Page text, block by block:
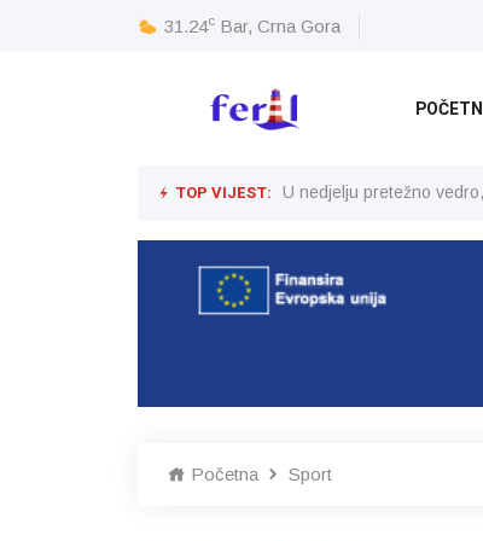
31.24c Bar, Crna Gora
TOP VIJEST: U nedjelju pretežno
Početna Sport